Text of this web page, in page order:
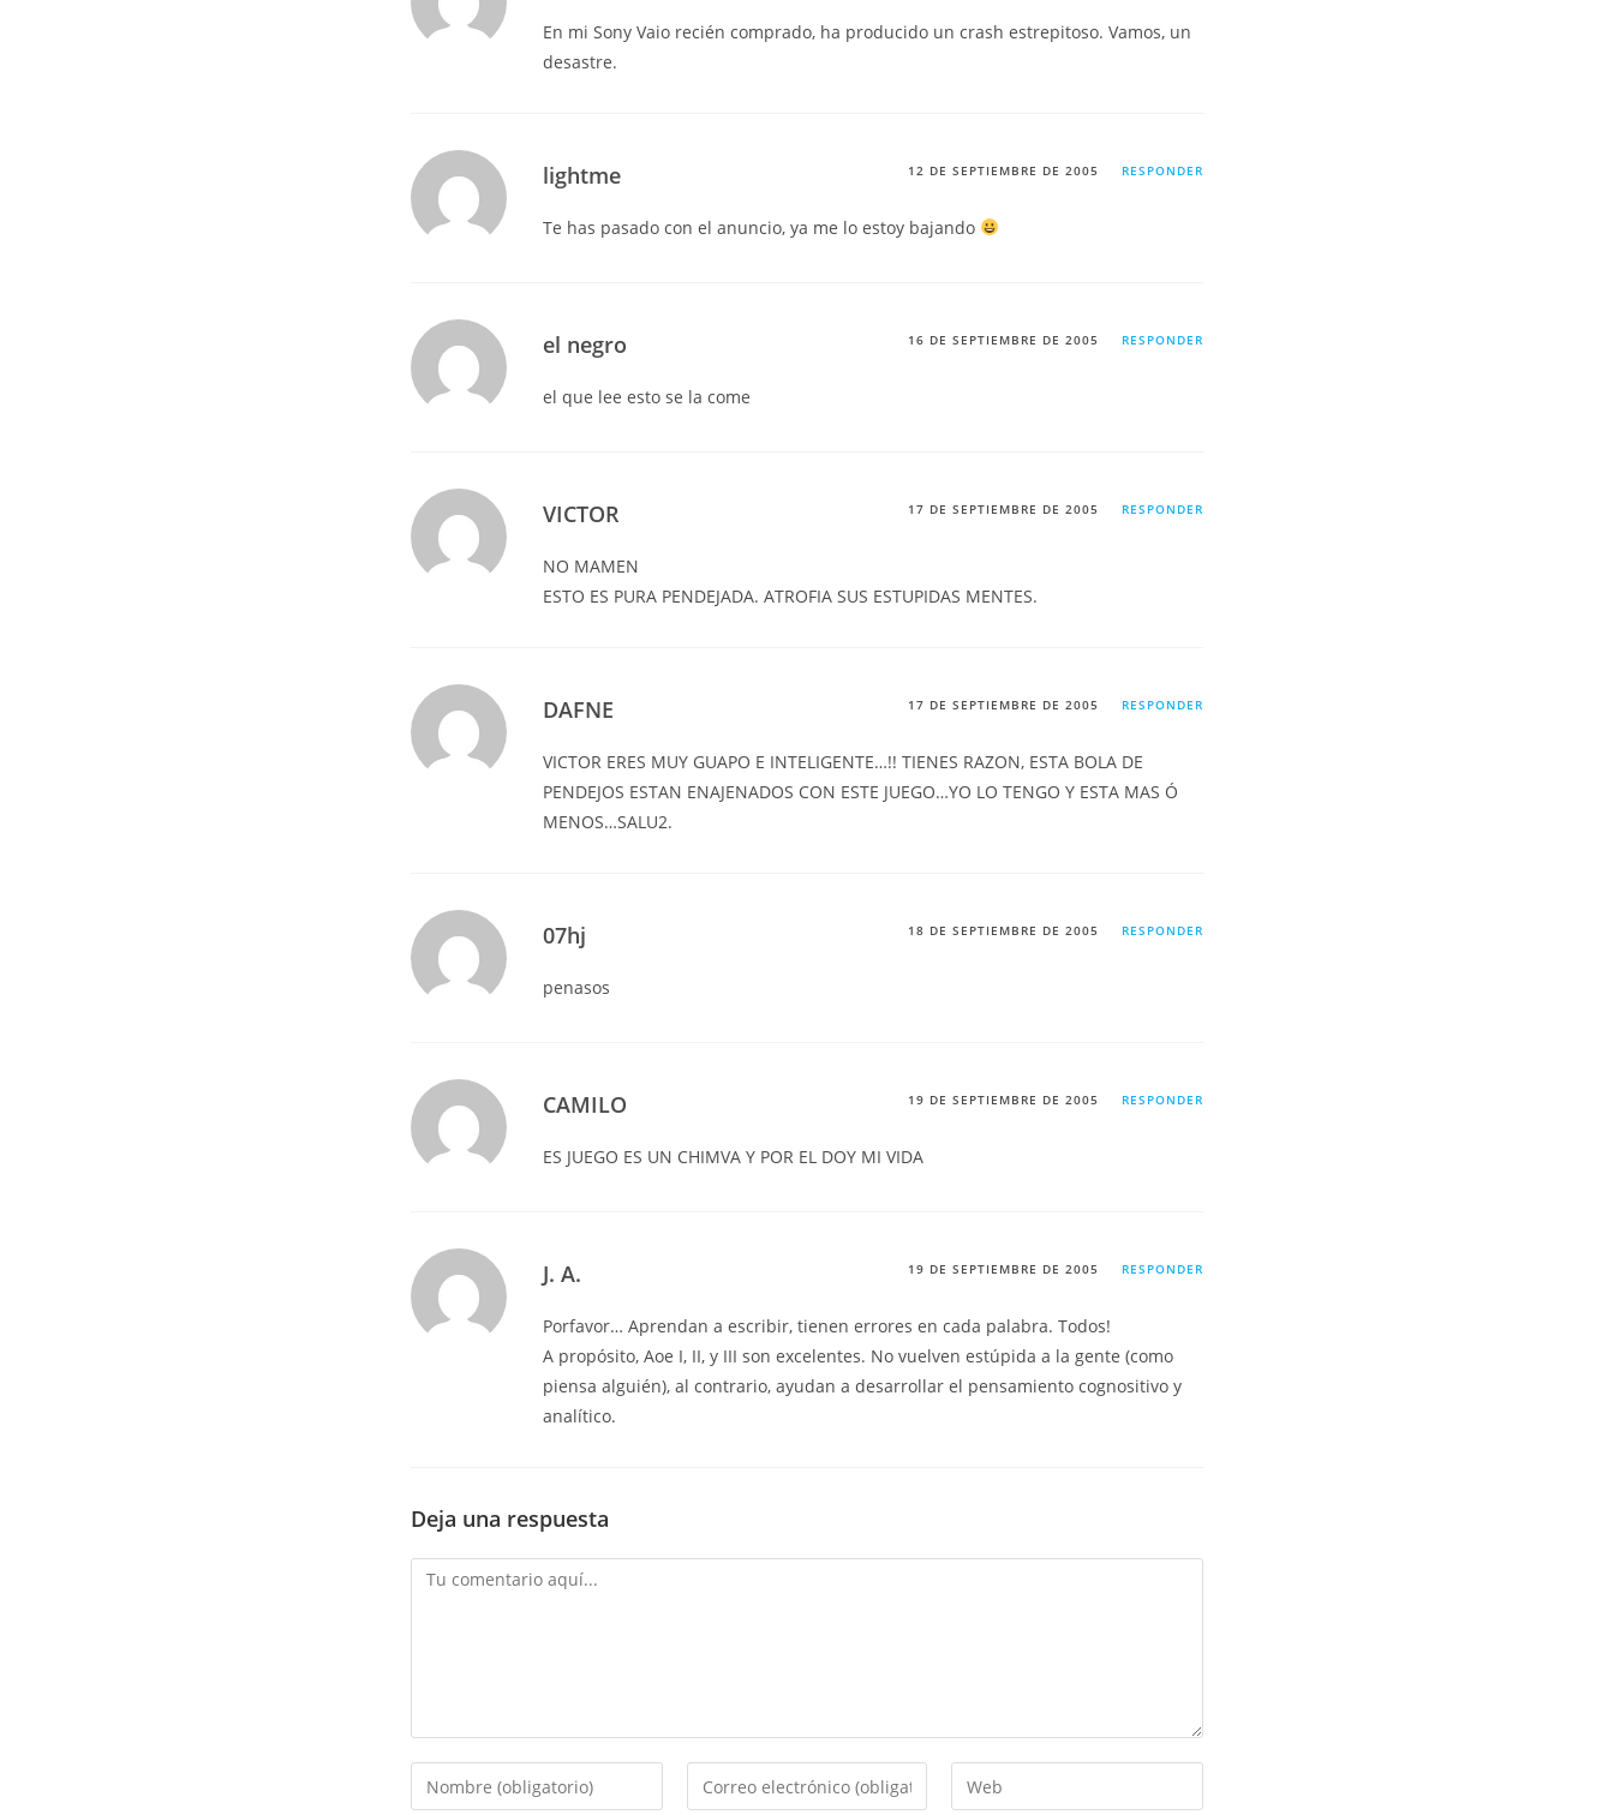
En mi Sony Vaio recién comprado, ha producido un crash estrepitoso. Vamos, un
desastre.
lightme 12 DE SEPTIEMBRE DE 2005 RESPONDER
Te has pasado con el anuncio, ya me lo estoy bajando
el negro 16 DE SEPTIEMBRE DE 2005 RESPONDER
el que lee esto se la come
VICTOR 17 DE SEPTIEMBRE DE 2005 RESPONDER
NO MAMEN
ESTO ES PURA PENDEJADA. ATROFIA SUS ESTUPIDAS MENTES.
DAFNE 17 DE SEPTIEMBRE DE 2005 RESPONDER
VICTOR ERES MUY GUAPO E INTELIGENTE…!! TIENES RAZON, ESTA BOLA DE
PENDEJOS ESTAN ENAJENADOS CON ESTE JUEGO…YO LO TENGO Y ESTA MAS Ó
MENOS…SALU2.
07hj 18 DE SEPTIEMBRE DE 2005 RESPONDER
penasos
CAMILO 19 DE SEPTIEMBRE DE 2005 RESPONDER
ES JUEGO ES UN CHIMVA Y POR EL DOY MI VIDA
J. A. 19 DE SEPTIEMBRE DE 2005 RESPONDER
Porfavor… Aprendan a escribir, tienen errores en cada palabra. Todos!
A propósito, Aoe I, II, y III son excelentes. No vuelven estúpida a la gente (como
piensa alguién), al contrario, ayudan a desarrollar el pensamiento cognositivo y
analítico.
Deja una respuesta
Comentario
Introduce
tu
Introduce
tu
Introduce
la